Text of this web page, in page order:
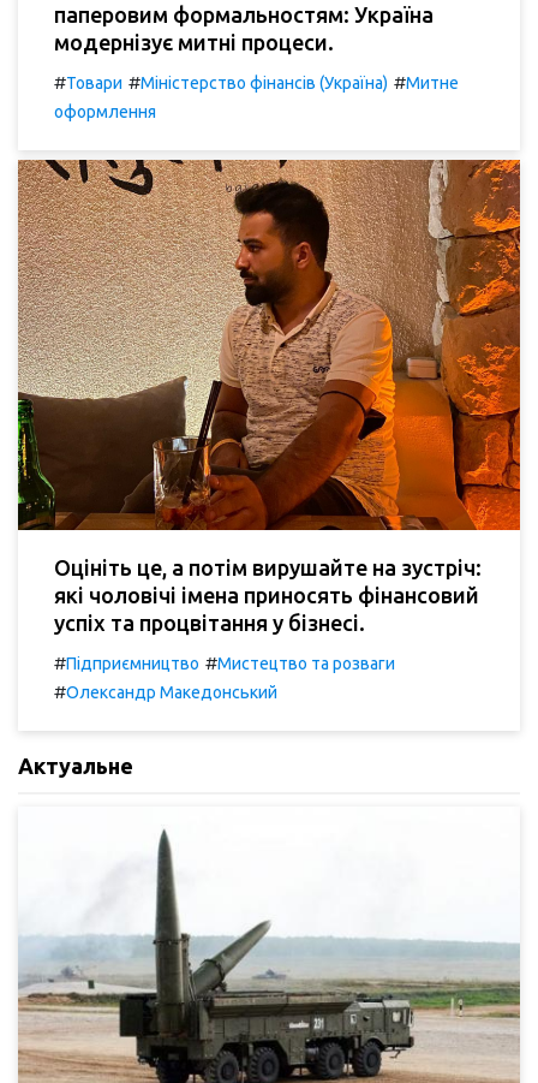
паперовим формальностям: Україна
модернізує митні процеси.
#Товари #Міністерство фінансів (Україна) #Митне
оформлення
Оцініть це, а потім вирушайте на зустріч:
які чоловічі імена приносять фінансовий
успіх та процвітання у бізнесі.
#Підприємництво #Мистецтво та розваги
#Олександр Македонський
Актуальне